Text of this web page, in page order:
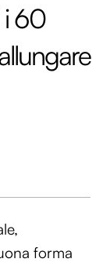
i 60
forma